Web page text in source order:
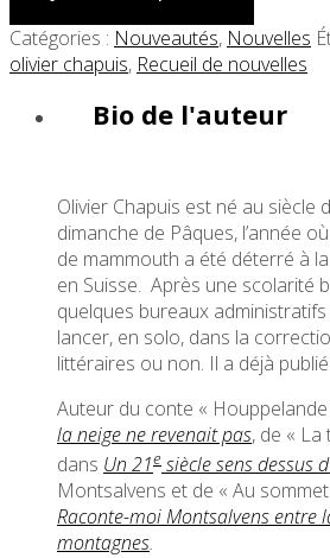
Catégories : Nouveautés, Nouvelles
olivier chapuis, Recueil de nouvelles
Bio de l'auteur
Olivier Chapuis est né au siècle
dimanche de Pâques, l’année
de mammouth a été déterré à
en Suisse. Après une scolarité
quelques bureaux
lancer, en solo, dans la
littéraires ou non. Il a déjà
Auteur du conte «
la neige ne revenait pas, de «
dans Un 21e siècle sens dessus
Montsalvens et de « Au
Raconte-moi Montsalvens entre
montagnes.